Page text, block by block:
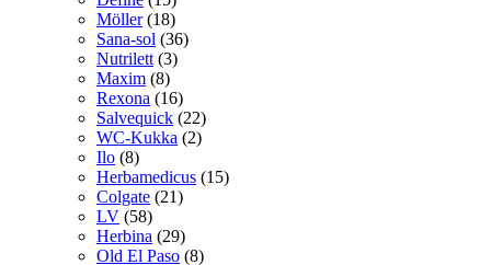
Möller (18)
Sana-sol (36)
Nutrilett (3)
Maxim (8)
Rexona (16)
Salvequick (22)
WC-Kukka (2)
Ilo (8)
Herbamedicus (15)
Colgate (21)
LV (58)
Herbina (29)
Old El Paso (8)